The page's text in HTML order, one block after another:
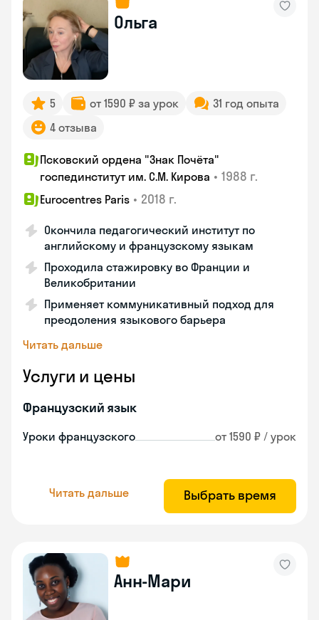
Ольга
5 от 1590 ₽ за урок
31 год опыта
4 отзыва
Псковский ордена "Знак Почёта"
госпединститут им. С.М. Кирова • 1988 г.
Eurocentres Paris • 2018 г.
Окончила педагогический институт по
английскому и французскому языкам
Проходила стажировку во Франции и
Великобритании
Применяет коммуникативный подход для
преодоления языкового барьера
Читать дальше
Услуги и цены
Французский язык
Уроки французского от 1590 ₽ / урок
Читать дальше Выбрать время
Анн-Мари